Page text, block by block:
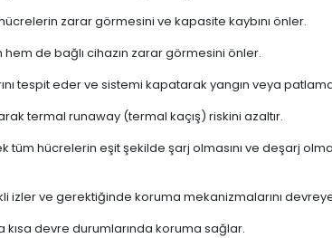
zarar görmesini ve kapasite kaybını önler.
de bağlı cihazın zarar görmesini önler.
tespit eder ve sistemi kapatarak yangın veya
termal runaway (termal kaçış) riskini azaltır.
tüm hücrelerin eşit şekilde şarj olmasını ve deşarj
izler ve gerektiğinde koruma mekanizmalarını
kısa devre durumlarında koruma sağlar.